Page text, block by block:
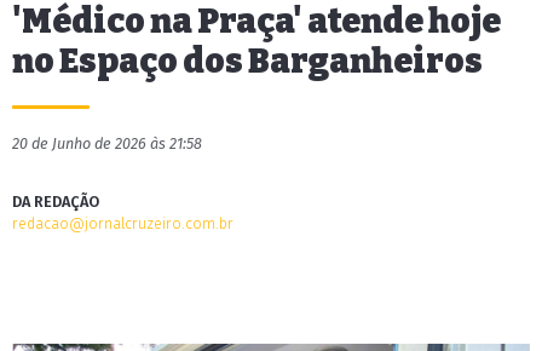
'Médico na Praça' atende hoje
no Espaço dos Barganheiros
20 de Junho de 2026 às 21:58
DA REDAÇÃO
redacao@jornalcruzeiro.com.br